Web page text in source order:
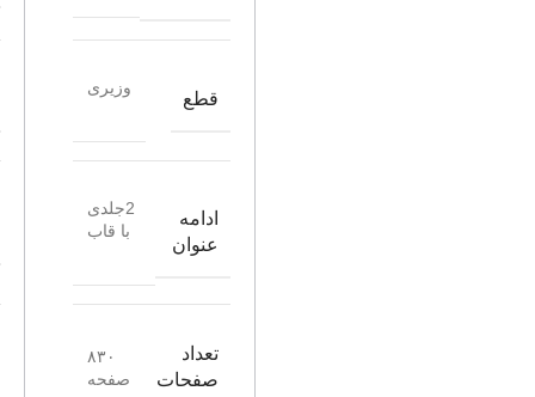
قطع
وزیری
ادامه
عنوان
2جلدی
با قاب
تعداد
صفحات
۸۳۰
صفحه